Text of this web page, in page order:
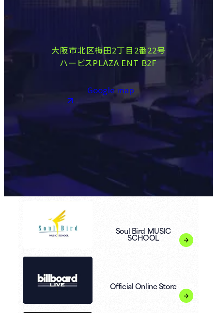
大阪市北区梅田2丁目2番22号
ハービスPLAZA ENT B2F
Google map
Soul Bird MUSIC
SCHOOL
Official Online Store